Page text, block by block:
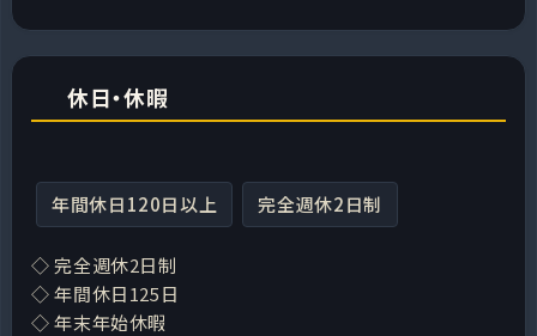
休日・休暇
年間休日120日以上 完全週休2日制
◇ 完全週休2日制
◇ 年間休日125日
◇ 年末年始休暇